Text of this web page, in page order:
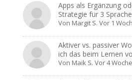
Apps als Ergänzung
Strategie für 3
Von Margit S. Vor 1
Aktiver vs. passiver
ich das beim Lernen
Von Maik S. Vor 4